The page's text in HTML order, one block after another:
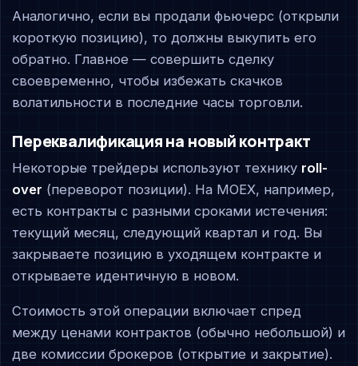
Аналогично, если вы продали фьючерс (открыли
короткую позицию), то должны выкупить его
обратно. Главное — совершить сделку
своевременно, чтобы избежать скачков
волатильности в последние часы торговли.
Переквалификация на новый контракт
Некоторые трейдеры используют технику roll-
over (переворот позиции). На MOEX, например,
есть контракты с разными сроками истечения:
текущий месяц, следующий квартал и год. Вы
закрываете позицию в уходящем контракте и
открываете идентичную в новом.
Стоимость этой операции включает спред
между ценами контрактов (обычно небольшой) и
две комиссии брокеров (открытие и закрытие).